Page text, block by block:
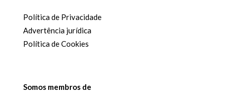
Política de Privacidade
Advertência jurídica
Política de Cookies
Somos membros de